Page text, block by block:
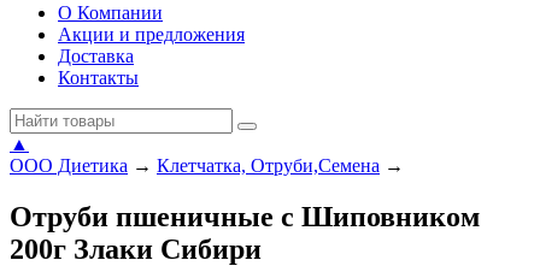
О Компании
Акции и предложения
Доставка
Контакты
▲
ООО Диетика → Клетчатка, Отруби,Семена →
Отруби пшеничные с Шиповником
200г Злаки Сибири